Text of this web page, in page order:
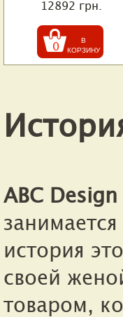
12892 грн.
0
ABC Design
история
своей
товаром,